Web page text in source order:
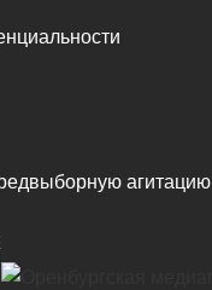
агитацию